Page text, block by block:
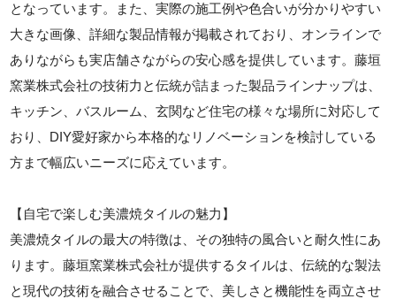
となっています。また、実際の施工例や色合いが分かりやすい
大きな画像、詳細な製品情報が掲載されており、オンラインで
ありながらも実店舗さながらの安心感を提供しています。藤垣
窯業株式会社の技術力と伝統が詰まった製品ラインナップは、
キッチン、バスルーム、玄関など住宅の様々な場所に対応して
おり、DIY愛好家から本格的なリノベーションを検討している
方まで幅広いニーズに応えています。
【自宅で楽しむ美濃焼タイルの魅力】
美濃焼タイルの最大の特徴は、その独特の風合いと耐久性にあ
ります。藤垣窯業株式会社が提供するタイルは、伝統的な製法
と現代の技術を融合させることで、美しさと機能性を両立させ